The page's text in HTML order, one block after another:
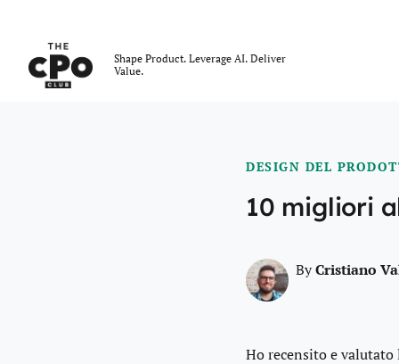
Shape Product. Leverage AI. Deliver
Value.
DESIGN DEL
10 migliori
ByCristiano
Ho recensito e